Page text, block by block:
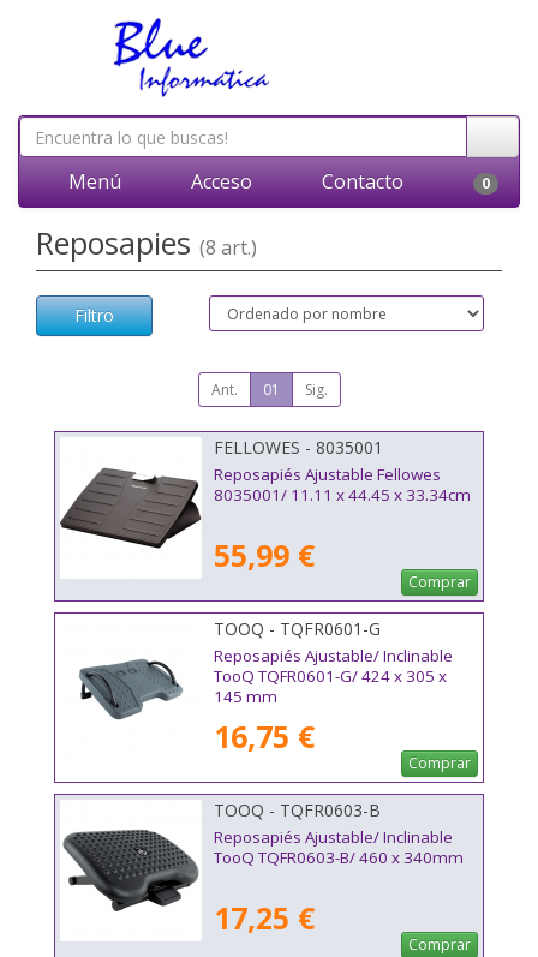
Menú Acceso Contacto 0
Reposapies (8 art.)
Filtro
Ant. 01 Sig.
FELLOWES - 8035001
Reposapiés Ajustable Fellowes
8035001/ 11.11 x 44.45 x 33.34cm
55,99 €
Comprar
TOOQ - TQFR0601-G
Reposapiés Ajustable/ Inclinable
TooQ TQFR0601-G/ 424 x 305 x
145 mm
16,75 €
Comprar
TOOQ - TQFR0603-B
Reposapiés Ajustable/ Inclinable
TooQ TQFR0603-B/ 460 x 340mm
17,25 €
Comprar